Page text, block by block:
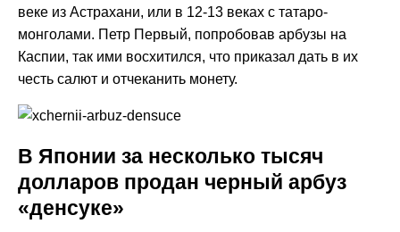
веке из Астрахани, или в 12-13 веках с татаро-
монголами. Петр Первый, попробовав арбузы на
Каспии, так ими восхитился, что приказал дать в их
честь салют и отчеканить монету.
В Японии за несколько тысяч
долларов продан черный арбуз
«денсуке»